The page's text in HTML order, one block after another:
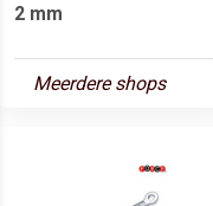
2 mm
Meerdere shops